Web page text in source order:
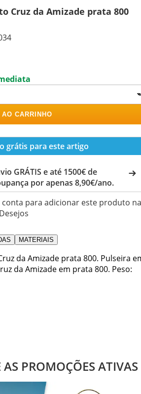
Cruz da Amizade prata 800
CARRINHO
grátis para este artigo
GRÁTIS e até 1500€ de
por apenas 8,90€/ano.
conta para adicionar este produto na
MATERIAIS
da Amizade prata 800. Pulseira
da Amizade em prata 800. Peso:
AS PROMOÇÕES ATIVAS